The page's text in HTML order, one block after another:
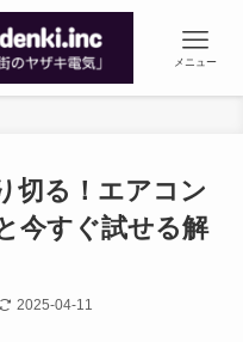
メニュー
切る！エアコン
今すぐ試せる解
2025-04-11